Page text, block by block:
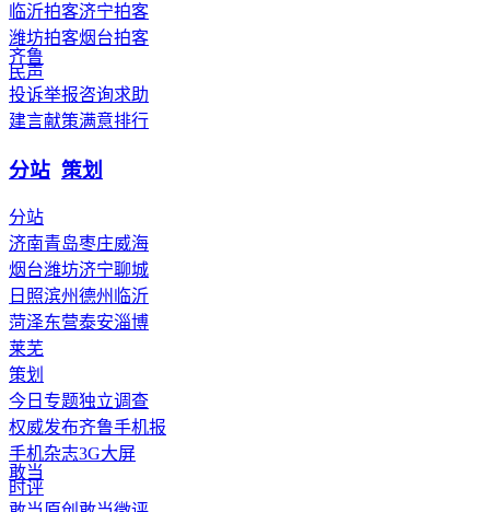
临沂拍客济宁拍客
潍坊拍客烟台拍客
齐鲁
民声
投诉举报咨询求助
建言献策满意排行
分站 策划
分站
济南青岛枣庄威海
烟台潍坊济宁聊城
日照滨州德州 临沂
菏泽东营泰安淄博
莱芜
策划
今日专题独立调查
权威发布齐鲁手机报
手机杂志3G大屏
敢当
时评